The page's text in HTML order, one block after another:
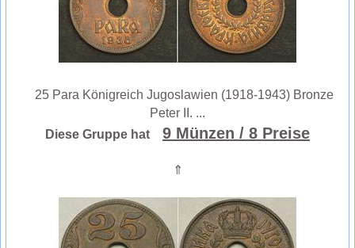
25 Para Königreich Jugoslawien (1918-1943) Bronze
Peter II. ...
Diese Gruppe hat
9 Münzen / 8 Preise
⇑